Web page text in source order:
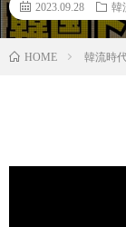
2023.09.28 韓
HOME 韓流時